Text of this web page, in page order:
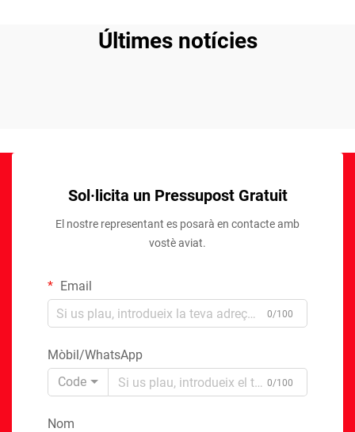
Últimes notícies
Sol·licita un Pressupost Gratuit
El nostre representant es posarà en contacte amb
vostè aviat.
Email
0/100
Mòbil/WhatsApp
Code
0/100
Nom